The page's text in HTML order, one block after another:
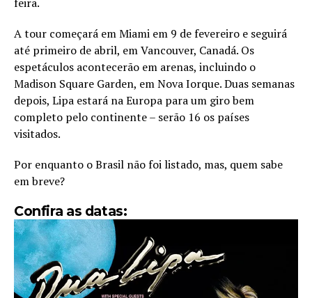
A tour começará em Miami em 9 de fevereiro e seguirá
até primeiro de abril, em Vancouver, Canadá. Os
espetáculos acontecerão em arenas, incluindo o
Madison Square Garden, em Nova Iorque. Duas semanas
depois, Lipa estará na Europa para um giro bem
completo pelo continente – serão 16 os países
visitados.
Por enquanto o Brasil não foi listado, mas, quem sabe
em breve?
Confira as datas: